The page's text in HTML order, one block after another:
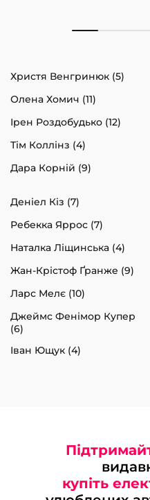
Христя Венгринюк (5)
Олена Хомич (11)
Ірен Роздобудько (12)
Тім Коллінз (4)
Дара Корній (9)
Деніел Кіз (7)
Ребекка Яррос (7)
Наталка Ліщинська (4)
Жан-Крістоф Ґранже (9)
Ларс Мелє (10)
Джеймс Фенімор Купер
(6)
Іван Ющук (4)
купіть